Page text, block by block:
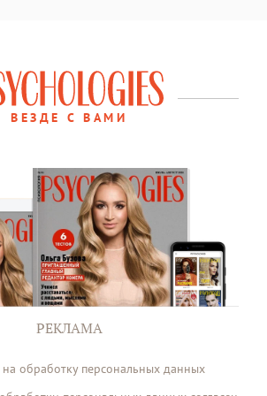
ВЕЗДЕ С ВАМИ
РЕКЛАМА
на обработку персональных данных